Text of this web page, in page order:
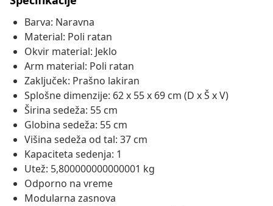
Barva: Naravna
Material: Poli ratan
Okvir material: Jeklo
Arm material: Poli ratan
Zaključek: Prašno lakiran
Splošne dimenzije: 62 x 55 x 69 cm (D x Š x V)
Širina sedeža: 55 cm
Globina sedeža: 55 cm
Višina sedeža od tal: 37 cm
Kapaciteta sedenja: 1
Utež: 5,800000000000001 kg
Odporno na vreme
Modularna zasnova